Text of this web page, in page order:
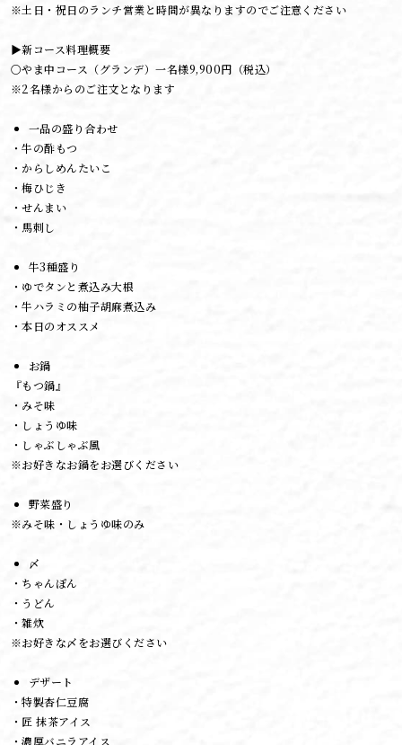
※土日・祝日のランチ営業と時間が異なりますのでご注意ください
▶新コース料理概要
〇やま中コース（グランデ）一名様9,900円（税込）
※2名様からのご注文となります
一品の盛り合わせ
・牛の酢もつ
・からしめんたいこ
・梅ひじき
・せんまい
・馬刺し
牛3種盛り
・ゆでタンと煮込み大根
・牛ハラミの柚子胡麻煮込み
・本日のオススメ
お鍋
『もつ鍋』
・みそ味
・しょうゆ味
・しゃぶしゃぶ風
※お好きなお鍋をお選びください
野菜盛り
※みそ味・しょうゆ味のみ
〆
・ちゃんぽん
・うどん
・雑炊
※お好きな〆をお選びください
デザート
・特製杏仁豆腐
・匠 抹茶アイス
・濃厚バニラアイス